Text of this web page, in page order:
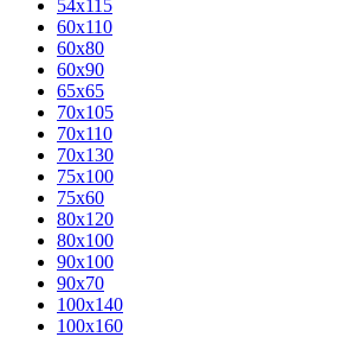
54x115
60x110
60x80
60x90
65x65
70x105
70x110
70x130
75x100
75x60
80x120
80х100
90x100
90x70
100x140
100x160